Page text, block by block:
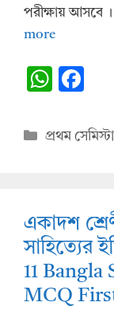
পরীক্ষায় আসবে
more
W
at
p
e
k
Categories
প্রথম
একাদশ
সাহিত্যের
11
MCQ